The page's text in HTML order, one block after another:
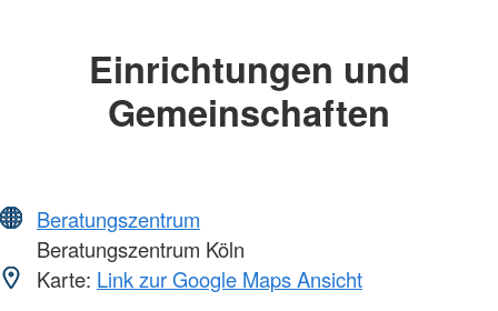
Einrichtungen und
Gemeinschaften
Beratungszentrum
Beratungszentrum Köln
Karte: Link zur Google Maps Ansicht